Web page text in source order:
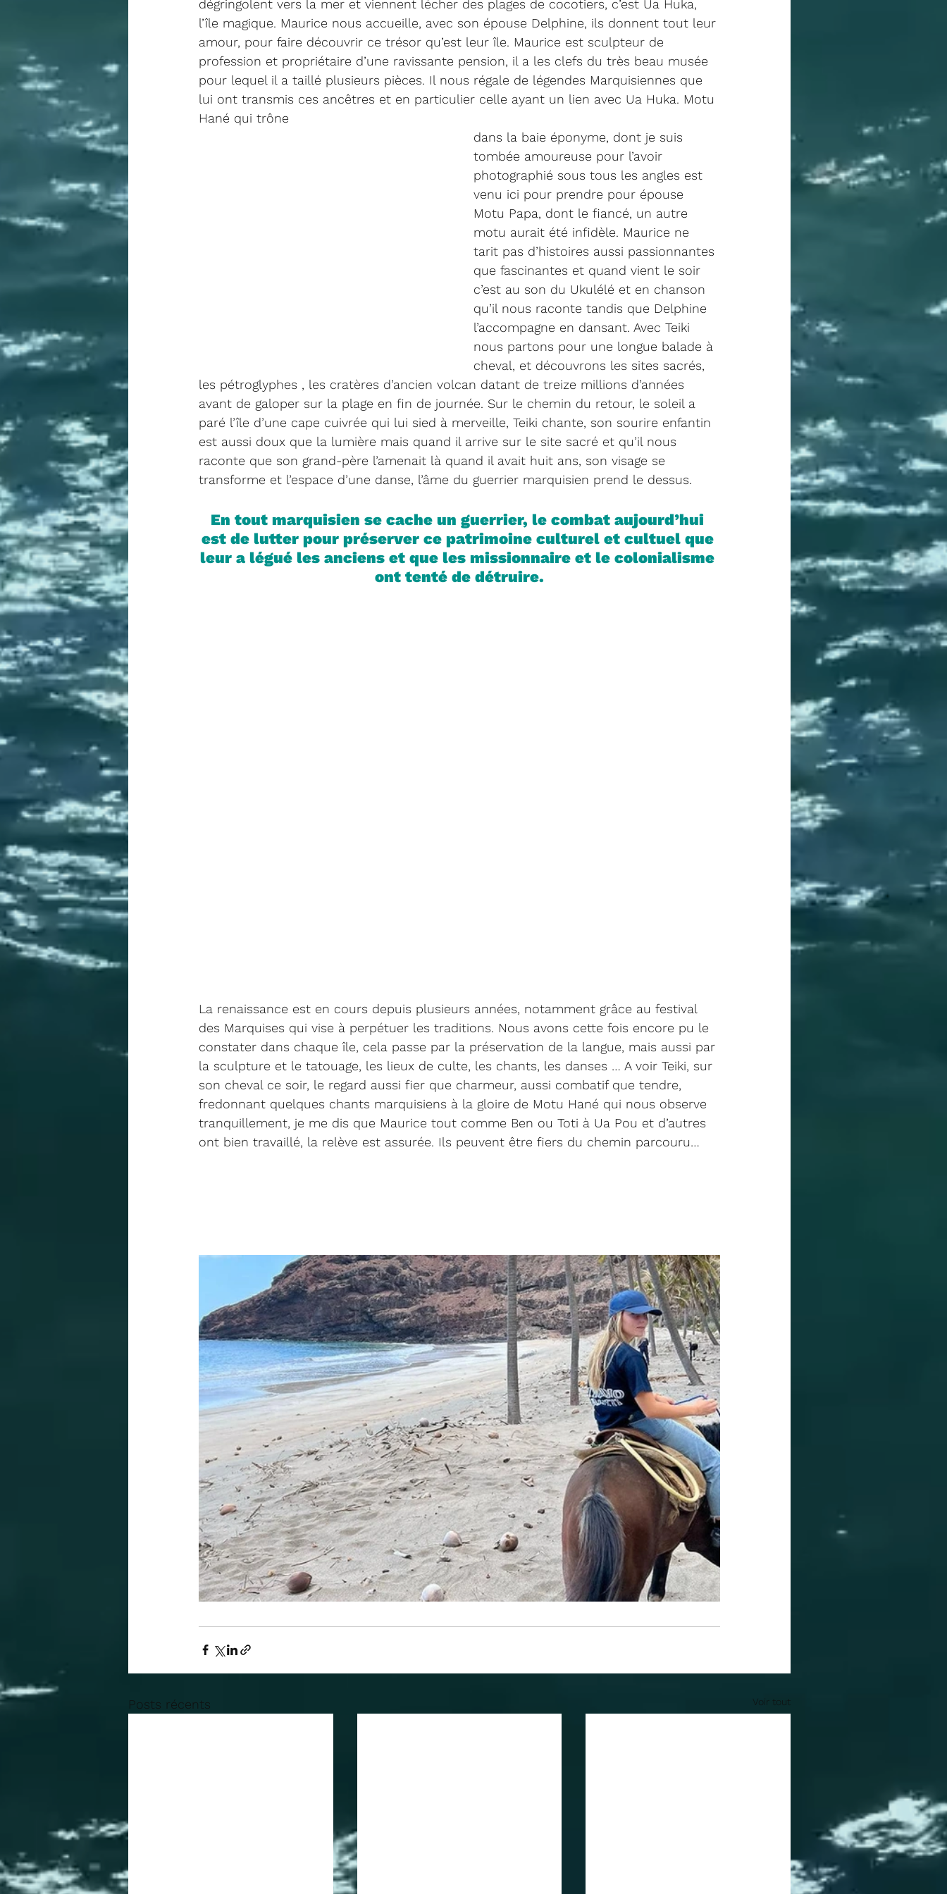
dégringolent vers la mer et viennent lécher des plages de cocotiers, c’est Ua Huka,
l’île magique. Maurice nous accueille, avec son épouse Delphine, ils donnent tout leur
amour, pour faire découvrir ce trésor qu’est leur île. Maurice est sculpteur de
profession et propriétaire d’une ravissante pension, il a les clefs du très beau musée
pour lequel il a taillé plusieurs pièces. Il nous régale de légendes Marquisiennes que
lui ont transmis ces ancêtres et en particulier celle ayant un lien avec Ua Huka. Motu
Hané qui trône
dans la baie éponyme, dont je suis
tombée amoureuse pour l’avoir
photographié sous tous les angles est
venu ici pour prendre pour épouse
Motu Papa, dont le fiancé, un autre
motu aurait été infidèle. Maurice ne
tarit pas d’histoires aussi passionnantes
que fascinantes et quand vient le soir
c’est au son du Ukulélé et en chanson
qu’il nous raconte tandis que Delphine
l’accompagne en dansant. Avec Teiki
nous partons pour une longue balade à
cheval, et découvrons les sites sacrés,
les pétroglyphes , les cratères d’ancien volcan datant de treize millions d’années
avant de galoper sur la plage en fin de journée. Sur le chemin du retour, le soleil a
paré l’île d’une cape cuivrée qui lui sied à merveille, Teiki chante, son sourire enfantin
est aussi doux que la lumière mais quand il arrive sur le site sacré et qu’il nous
raconte que son grand-père l’amenait là quand il avait huit ans, son visage se
transforme et l’espace d’une danse, l’âme du guerrier marquisien prend le dessus.
En tout marquisien se cache un guerrier, le combat aujourd’hui
est de lutter pour préserver ce patrimoine culturel et cultuel que
leur a légué les anciens et que les missionnaire et le colonialisme
ont tenté de détruire.
La renaissance est en cours depuis plusieurs années, notamment grâce au festival
des Marquises qui vise à perpétuer les traditions. Nous avons cette fois encore pu le
constater dans chaque île, cela passe par la préservation de la langue, mais aussi par
la sculpture et le tatouage, les lieux de culte, les chants, les danses … A voir Teiki, sur
son cheval ce soir, le regard aussi fier que charmeur, aussi combatif que tendre,
fredonnant quelques chants marquisiens à la gloire de Motu Hané qui nous observe
tranquillement, je me dis que Maurice tout comme Ben ou Toti à Ua Pou et d’autres
ont bien travaillé, la relève est assurée. Ils peuvent être fiers du chemin parcouru…
Posts récents Voir tout